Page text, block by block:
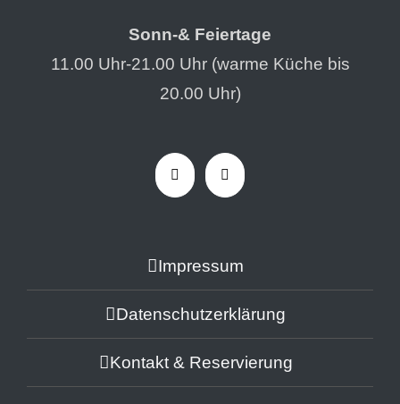
Sonn-& Feiertage
11.00 Uhr-21.00 Uhr (warme Küche bis
20.00 Uhr)
Impressum
Datenschutzerklärung
Kontakt & Reservierung